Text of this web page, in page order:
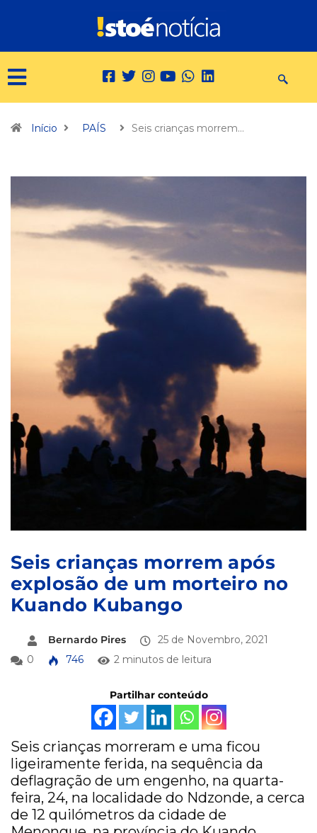
Início PAÍS Seis crianças morrem…
Seis crianças morrem após
explosão de um morteiro no
Kuando Kubango
Bernardo Pires
25 de Novembro, 2021
0
746 2 minutos de leitura
Partilhar conteúdo
Seis crianças morreram e uma ficou
ligeiramente ferida, na sequência da
deflagração de um engenho, na quarta-
feira, 24, na localidade do Ndzonde, a cerca
de 12 quilómetros da cidade de